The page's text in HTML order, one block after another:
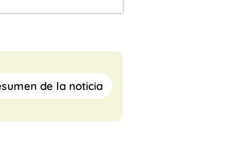
de la noticia